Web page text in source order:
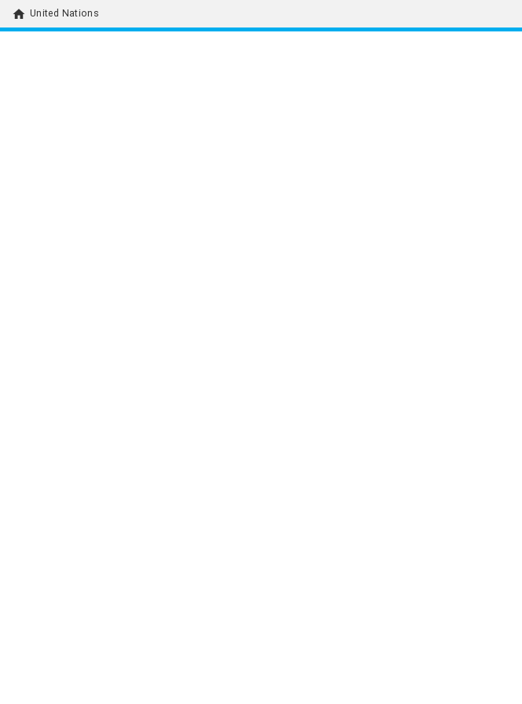
home United Nations